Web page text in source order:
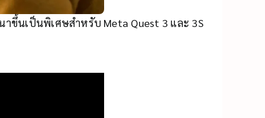
ขึ้นเป็นพิเศษสำหรับ Meta Quest 3 และ 3S